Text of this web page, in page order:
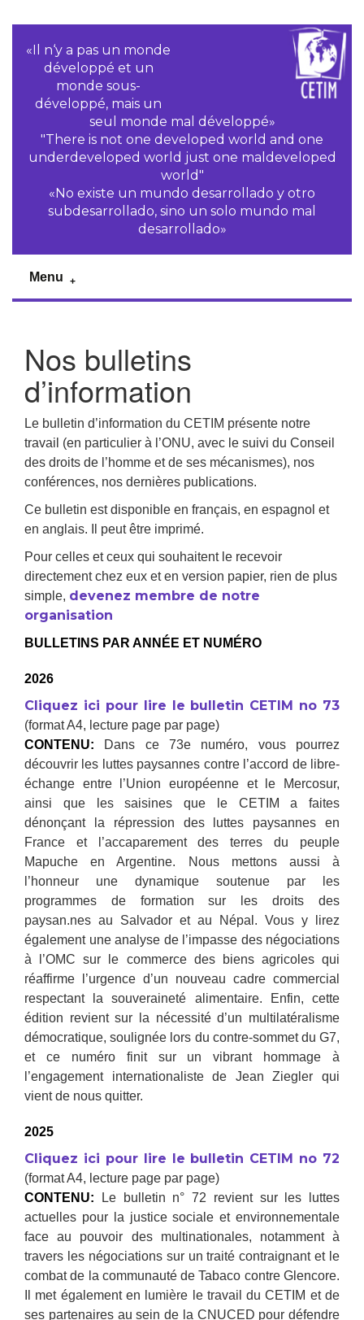
«Il n‘y a pas un monde
développé et un
monde sous-
développé, mais un
seul monde mal développé»
"There is not one developed world and one
underdeveloped world just one maldeveloped
world"
«No existe un mundo desarrollado y otro
subdesarrollado, sino un solo mundo mal
desarrollado»
Menu
Nos bulletins
d’information
Le bulletin d’information du CETIM présente notre
travail (en particulier à l’ONU, avec le suivi du Conseil
des droits de l’homme et de ses mécanismes), nos
conférences, nos dernières publications.
Ce bulletin est disponible en français, en espagnol et
en anglais. Il peut être imprimé.
Pour celles et ceux qui souhaitent le recevoir
directement chez eux et en version papier, rien de plus
simple, devenez membre de notre
organisation
BULLETINS PAR ANNÉE ET NUMÉRO
2026
Cliquez ici pour lire le bulletin CETIM no 73
(format A4, lecture page par page)
CONTENU: Dans ce 73e numéro, vous pourrez
découvrir les luttes paysannes contre l’accord de libre-
échange entre l’Union européenne et le Mercosur,
ainsi que les saisines que le CETIM a faites
dénonçant la répression des luttes paysannes en
France et l’accaparement des terres du peuple
Mapuche en Argentine. Nous mettons aussi à
l’honneur une dynamique soutenue par les
programmes de formation sur les droits des
paysan.nes au Salvador et au Népal. Vous y lirez
également une analyse de l’impasse des négociations
à l’OMC sur le commerce des biens agricoles qui
réaffirme l’urgence d’un nouveau cadre commercial
respectant la souveraineté alimentaire. Enfin, cette
édition revient sur la nécessité d’un multilatéralisme
démocratique, soulignée lors du contre-sommet du G7,
et ce numéro finit sur un vibrant hommage à
l’engagement internationaliste de Jean Ziegler qui
vient de nous quitter.
2025
Cliquez ici pour lire le bulletin CETIM no 72
(format A4, lecture page par page)
CONTENU:
Le bulletin n° 72 revient sur les luttes
actuelles pour la justice sociale et environnementale
face au pouvoir des multinationales, notamment à
travers les négociations sur un traité contraignant et le
combat de la communauté de Tabaco contre Glencore.
Il met également en lumière le travail du CETIM et de
ses partenaires au sein de la CNUCED pour défendre